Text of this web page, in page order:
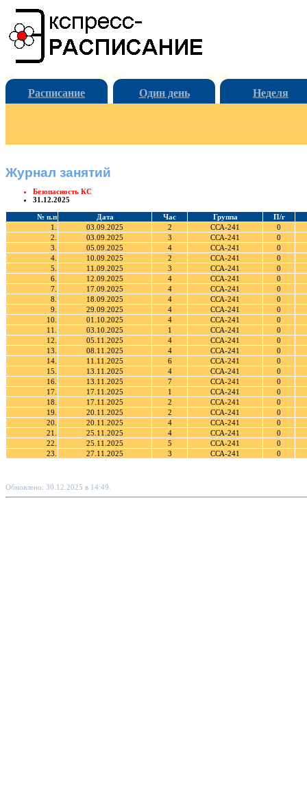
Расписание Один день Неделя
Журнал занятий
Безопасность КС
31.12.2025
№ п.п Дата Час Группа
П/г
1.
03.09.2025 2 ССА-241
0
2.
03.09.2025 3 ССА-241
0
3.
05.09.2025 4 ССА-241
0
4.
10.09.2025 2 ССА-241
0
5.
11.09.2025 3 ССА-241
0
6.
12.09.2025 4 ССА-241
0
7.
17.09.2025 4 ССА-241
0
8.
18.09.2025 4 ССА-241
0
9.
29.09.2025 4 ССА-241
0
10.
01.10.2025 4 ССА-241
0
11.
03.10.2025 1 ССА-241
0
12.
05.11.2025 4 ССА-241
0
13.
08.11.2025 4 ССА-241
0
14.
11.11.2025 6 ССА-241
0
15.
13.11.2025 4 ССА-241
0
16.
13.11.2025 7 ССА-241
0
17.
17.11.2025 1 ССА-241
0
18.
17.11.2025 2 ССА-241
0
19.
20.11.2025 2 ССА-241
0
20.
20.11.2025 4 ССА-241
0
21.
25.11.2025 4 ССА-241
0
22.
25.11.2025 5 ССА-241
0
23.
27.11.2025 3 ССА-241 0
Обновлено: 30.12.2025 в 14:49.